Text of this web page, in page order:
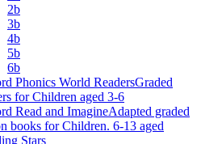
2b
3b
4b
5b
6b
Phonics World ReadersGraded
for Children aged 3-6
Read and ImagineAdapted graded
books for Children. 6-13 aged
Stars